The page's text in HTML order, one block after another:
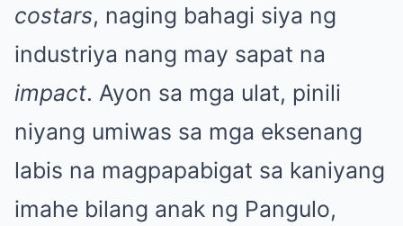
costars, naging bahagi siya ng
industriya nang may sapat na
impact. Ayon sa mga ulat, pinili
niyang umiwas sa mga eksenang
labis na magpapabigat sa kaniyang
imahe bilang anak ng Pangulo,